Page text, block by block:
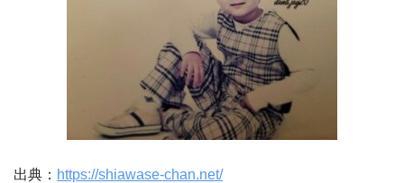
出典： https://shiawase-chan.net/